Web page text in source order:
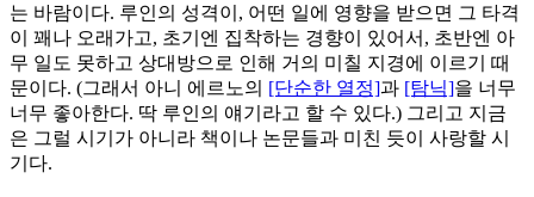
는 바람이다. 루인의 성격이, 어떤 일에 영향을 받으면 그 타격
이 꽤나 오래가고, 초기엔 집착하는 경향이 있어서, 초반엔 아
무 일도 못하고 상대방으로 인해 거의 미칠 지경에 이르기 때
문이다. (그래서 아니 에르노의 [단순한 열정]과 [탐닉]을 너무
너무 좋아한다. 딱 루인의 얘기라고 할 수 있다.) 그리고 지금
은 그럴 시기가 아니라 책이나 논문들과 미친 듯이 사랑할 시
기다.